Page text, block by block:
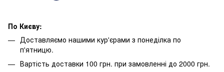
По Києву:
Доставляємо нашими кур'єрами з понеділка по
п'ятницю.
Вартість доставки 100 грн. при замовленні до 2000 грн.